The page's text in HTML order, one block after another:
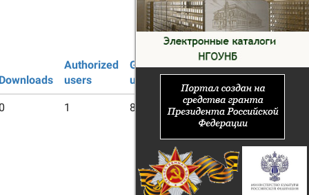
Downloads
Authorized
users
Guest
users
0 1 8